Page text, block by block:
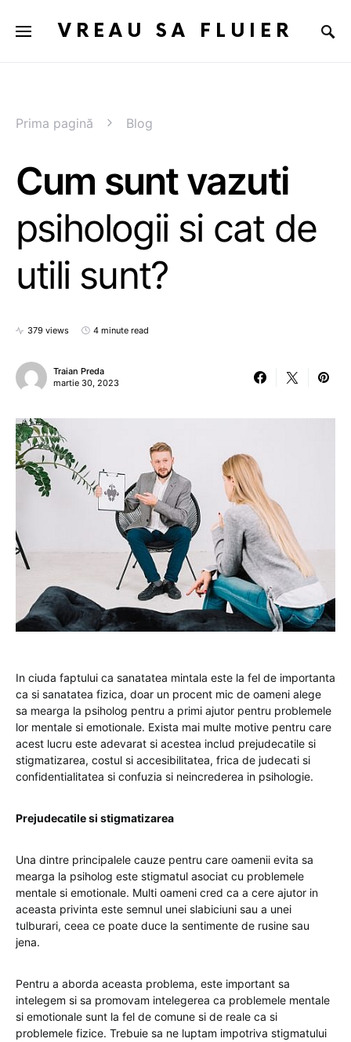
VREAU SA FLUIER
Prima pagină Blog
Cum sunt vazuti
psihologii si cat de
utili sunt?
379 views 4 minute read
Traian Preda
martie 30, 2023
In ciuda faptului ca sanatatea mintala este la fel de importanta
ca si sanatatea fizica, doar un procent mic de oameni alege
sa mearga la psiholog pentru a primi ajutor pentru problemele
lor mentale si emotionale. Exista mai multe motive pentru care
acest lucru este adevarat si acestea includ prejudecatile si
stigmatizarea, costul si accesibilitatea, frica de judecati si
confidentialitatea si confuzia si neincrederea in psihologie.
Prejudecatile si stigmatizarea
Una dintre principalele cauze pentru care oamenii evita sa
mearga la psiholog este stigmatul asociat cu problemele
mentale si emotionale. Multi oameni cred ca a cere ajutor in
aceasta privinta este semnul unei slabiciuni sau a unei
tulburari, ceea ce poate duce la sentimente de rusine sau
jena.
Pentru a aborda aceasta problema, este important sa
intelegem si sa promovam intelegerea ca problemele mentale
si emotionale sunt la fel de comune si de reale ca si
problemele fizice. Trebuie sa ne luptam impotriva stigmatului